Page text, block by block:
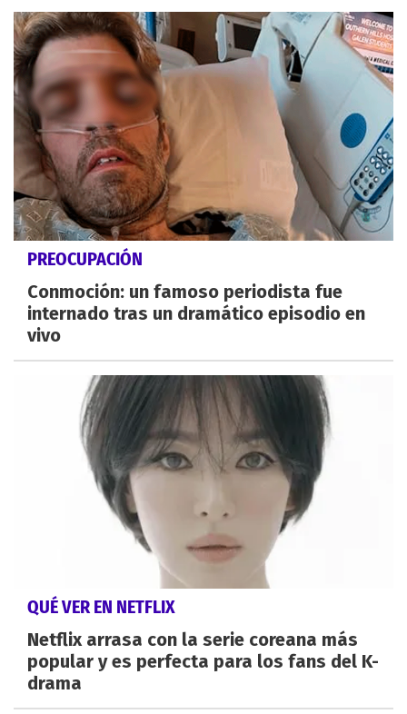
PREOCUPACIÓN
Conmoción: un famoso periodista fue
internado tras un dramático episodio en
vivo
QUÉ VER EN NETFLIX
Netflix arrasa con la serie coreana más
popular y es perfecta para los fans del K-
drama